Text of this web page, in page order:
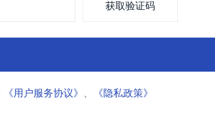
获取验证码
《用户服务协议》 、 《隐私政策》